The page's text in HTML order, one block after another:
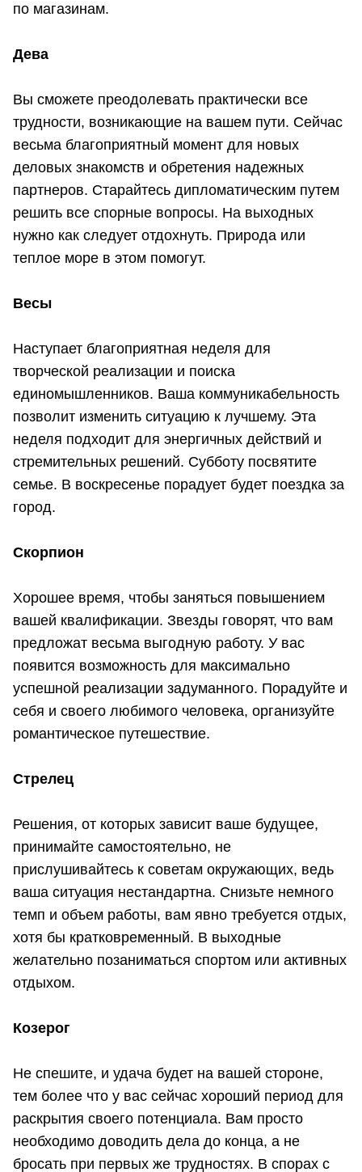
по магазинам.
Дева
Вы сможете преодолевать практически все
трудности, возникающие на вашем пути. Сейчас
весьма благоприятный момент для новых
деловых знакомств и обретения надежных
партнеров. Старайтесь дипломатическим путем
решить все спорные вопросы. На выходных
нужно как следует отдохнуть. Природа или
теплое море в этом помогут.
Весы
Наступает благоприятная неделя для
творческой реализации и поиска
единомышленников. Ваша коммуникабельность
позволит изменить ситуацию к лучшему. Эта
неделя подходит для энергичных действий и
стремительных решений. Субботу посвятите
семье. В воскресенье порадует будет поездка за
город.
Скорпион
Хорошее время, чтобы заняться повышением
вашей квалификации. Звезды говорят, что вам
предложат весьма выгодную работу. У вас
появится возможность для максимально
успешной реализации задуманного. Порадуйте и
себя и своего любимого человека, организуйте
романтическое путешествие.
Стрелец
Решения, от которых зависит ваше будущее,
принимайте самостоятельно, не
прислушивайтесь к советам окружающих, ведь
ваша ситуация нестандартна. Снизьте немного
темп и объем работы, вам явно требуется отдых,
хотя бы кратковременный. В выходные
желательно позаниматься спортом или активных
отдыхом.
Козерог
Не спешите, и удача будет на вашей стороне,
тем более что у вас сейчас хороший период для
раскрытия своего потенциала. Вам просто
необходимо доводить дела до конца, а не
бросать при первых же трудностях. В спорах с